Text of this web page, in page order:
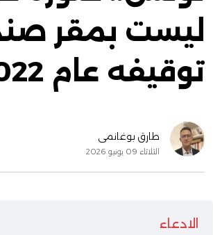
ليست بمقر
توقيفه عام 2022
طارق بوغانمي
الثلاثاء 09 يونيو 2026
الادعاء